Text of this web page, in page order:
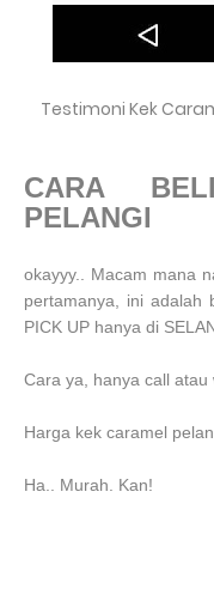
Testimoni Kek
CARA
PELANGI
okayyy.. Macam mana
pertamanya, ini adalah
PICK UP hanya di
Cara ya, hanya call
Harga kek caramel
Ha.. Murah. Kan!